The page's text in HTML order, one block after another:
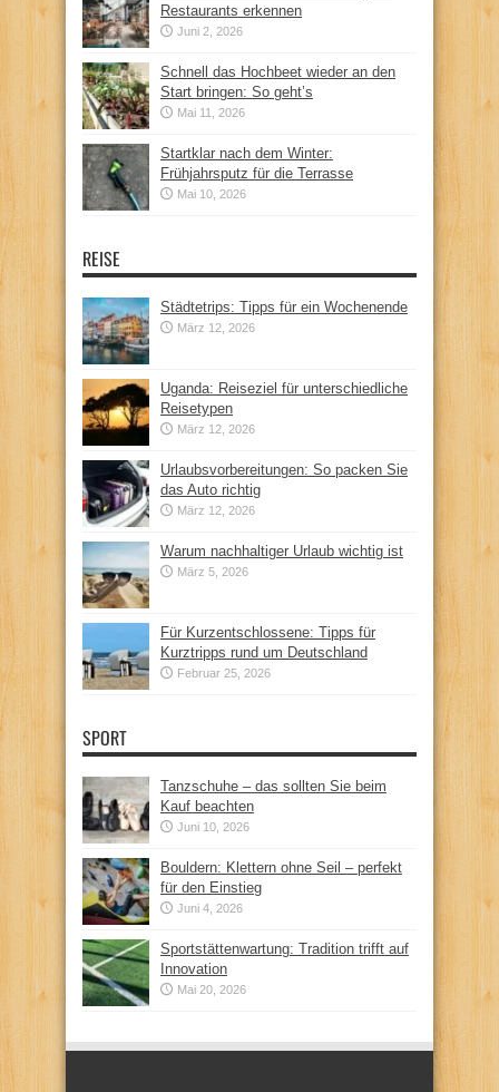
Restaurants erkennen
Juni 2, 2026
Schnell das Hochbeet wieder an den
Start bringen: So geht’s
Mai 11, 2026
Startklar nach dem Winter:
Frühjahrsputz für die Terrasse
Mai 10, 2026
REISE
Städtetrips: Tipps für ein Wochenende
März 12, 2026
Uganda: Reiseziel für unterschiedliche
Reisetypen
März 12, 2026
Urlaubsvorbereitungen: So packen Sie
das Auto richtig
März 12, 2026
Warum nachhaltiger Urlaub wichtig ist
März 5, 2026
Für Kurzentschlossene: Tipps für
Kurztripps rund um Deutschland
Februar 25, 2026
SPORT
Tanzschuhe – das sollten Sie beim
Kauf beachten
Juni 10, 2026
Bouldern: Klettern ohne Seil – perfekt
für den Einstieg
Juni 4, 2026
Sportstättenwartung: Tradition trifft auf
Innovation
Mai 20, 2026